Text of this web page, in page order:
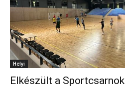
Helyi
Elkészült a Sportcsarnok